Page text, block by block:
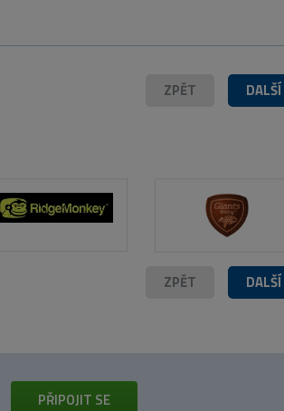
DALŠÍ
ZPĚT
DALŠÍ
ZPĚT
PŘIPOJIT SE